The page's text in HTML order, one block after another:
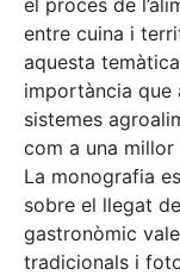
entre cuina i
aquesta
importància
sistemes
com a una
La monografia
sobre el llegat
gastronòmic
tradicionals i